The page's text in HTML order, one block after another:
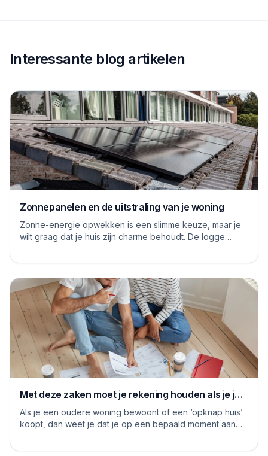
Interessante blog artikelen
Zonnepanelen en de uitstraling van je woning
Zonne-energie opwekken is een slimme keuze, maar je
wilt graag dat je huis zijn charme behoudt. De logge
Met deze zaken moet je rekening houden als je je
huis grondig gaat renoveren
Als je een oudere woning bewoont of een ‘opknap huis’
koopt, dan weet je dat je op een bepaald moment aan